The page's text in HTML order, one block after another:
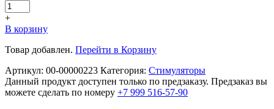
+
В корзину
Товар добавлен. Перейти в Корзину
Артикул: 00-00000223 Категория: Стимуляторы
Данный продукт доступен только по предзаказу. Предзаказ вы
можете сделать по номеру +7 999 516-57-90